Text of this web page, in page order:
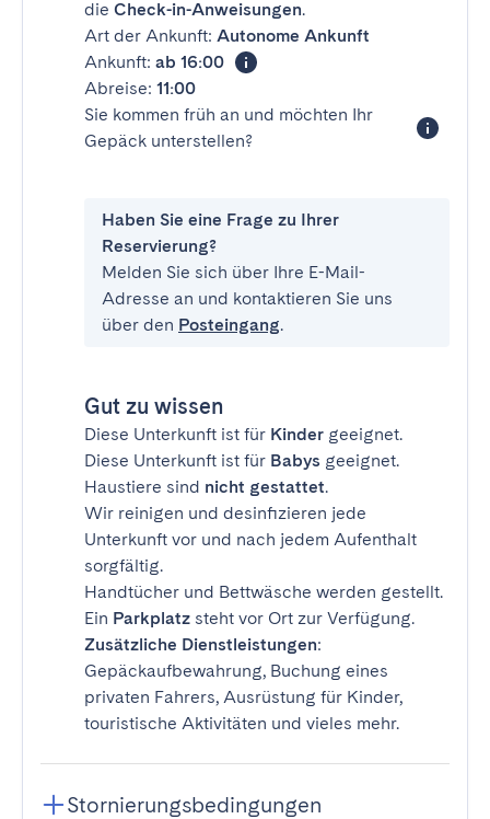
die Check-in-Anweisungen.
Art der Ankunft: Autonome Ankunft
Ankunft: ab 16:00
Abreise: 11:00
Sie kommen früh an und möchten Ihr
Gepäck unterstellen?
Haben Sie eine Frage zu Ihrer
Reservierung?
Melden Sie sich über Ihre E-Mail-
Adresse an und kontaktieren Sie uns
über den Posteingang.
Gut zu wissen
Diese Unterkunft ist für Kinder geeignet.
Diese Unterkunft ist für Babys geeignet.
Haustiere sind nicht gestattet.
Wir reinigen und desinfizieren jede
Unterkunft vor und nach jedem Aufenthalt
sorgfältig.
Handtücher und Bettwäsche werden gestellt.
Ein Parkplatz steht vor Ort zur Verfügung.
Zusätzliche Dienstleistungen:
Gepäckaufbewahrung, Buchung eines
privaten Fahrers, Ausrüstung für Kinder,
touristische Aktivitäten und vieles mehr.
Stornierungsbedingungen